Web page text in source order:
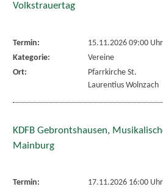
Volkstrauertag
Termin:
15.11.2026 09:00 Uhr
Kategorie:
Vereine
Ort:
Pfarrkirche St.
Laurentius Wolnzach
KDFB Gebrontshausen,
Mainburg
Termin:
17.11.2026 16:00 Uhr